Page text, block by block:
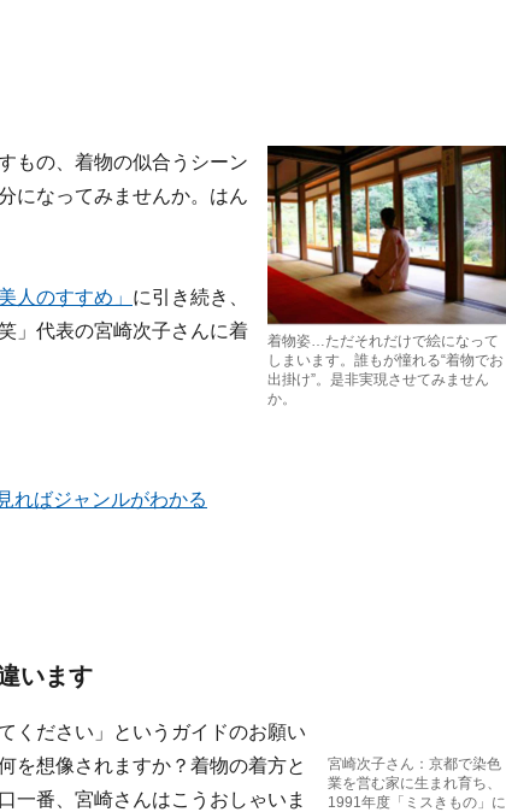
着物姿…ただそれだけで絵になって
しまいます。誰もが憧れる“着物でお
出掛け”。是非実現させてみません
か。
もの、着物の似合うシーン
になってみませんか。はん
人のすすめ」 に引き続き、
」代表の宮崎次子さんに着
ればジャンルがわかる
います
宮崎次子さん：京都で染色
業を営む家に生まれ育ち、
1991年度「ミスきもの」に
ください」というガイドのお願い
を想像されますか？着物の着方と
一番、宮崎さんはこうおしゃいま